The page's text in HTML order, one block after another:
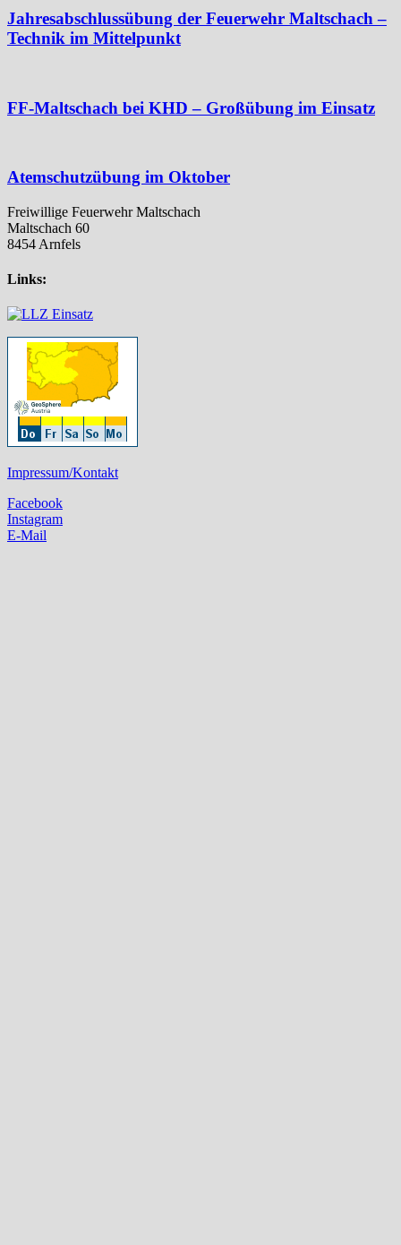
Jahresabschlussübung der Feuerwehr Maltschach –
Technik im Mittelpunkt
FF-Maltschach bei KHD – Großübung im Einsatz
Atemschutzübung im Oktober
Freiwillige Feuerwehr Maltschach
Maltschach 60
8454 Arnfels
Links:
Impressum/Kontakt
Facebook
Instagram
E-Mail